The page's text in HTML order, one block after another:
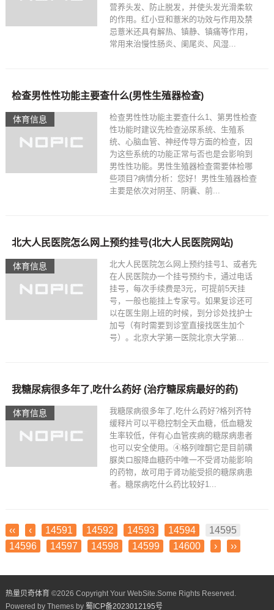
营养头发、防止脱发，并使头发光滑柔软
的作用。红小豆和薏米的功效与作用及禁
忌薏米还具有解热、镇静、镇痛等作用，
常用来治慢性肠炎、阑尾炎、风湿...
体育信息
检查男性性功能主要查什么(男性生殖器检查)
检查男性性功能主要查什么1、第男性检查
性功能时建议先检查泌尿系统、生殖系
统、心脑血管、神经传导方面的检查，因
为这些系统的功能正常与否也是会影响到
男性性功能。男性生殖器检查需要体检哪
些项目?病情分析：您好！男性生殖器检查
主要是依次对阴茎、阴囊、前...
体育信息
北大人民医院怎么网上预约挂号(北大人民医院网站)
北大人民医院怎么网上预约挂号1、或者先
在人民医院办一个挂号预约卡，通过电话
挂号，每次手续费是3元，可提前5天挂
号，一般也能挂上专家号。如果复诊还可
以在医生刚上班的时候，到分诊处找护士
加号（有时需要到诊室直接找医生加个
号）。北京大学第一医院北京大学第...
体育信息
我糖尿病很多年了,吃什么药好 (治疗糖尿病最好的药)
我糖尿病很多年了,吃什么药好?格列齐特
缓释片可以平稳控制全天血糖，低血糖发
生率较低，伴有心血管疾病的糖尿病患者
也可以安全使用。④格列喹酮它是目前磺
脲类口服降血糖药中唯一不受肾功能影响
的药物，故可用于肾功能受损的糖尿病患
者。糖尿病吃什么药比较好1...
‹‹ ‹ 14591 14592 14593 14594
14595
14596
14597 14598 14599 14600 › ››
热量贝奇体育 ©2026 Copyright Your WebSite.Some Rights Reserved.
Powered by Themes by 蜀ICP备2023012195号